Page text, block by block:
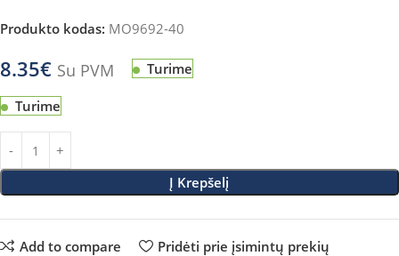
Produkto kodas: MO9692-40
8.35€ Su PVM Turime
Turime
Į Krepšelį
Add to compare Pridėti prie įsimintų prekių